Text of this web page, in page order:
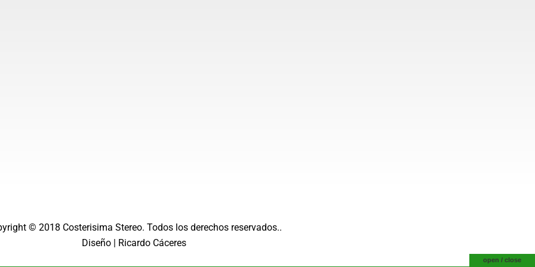
© 2018 Costerisima Stereo. Todos los derechos reservados..
Diseño |
Ricardo Cáceres
open / close